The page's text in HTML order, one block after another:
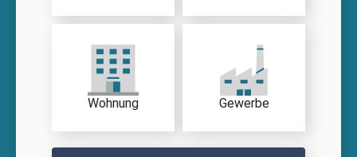
Wohnung Gewerbe